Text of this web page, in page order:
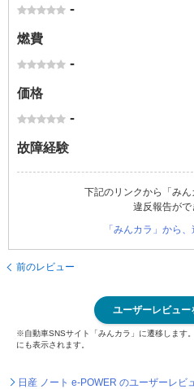
-
燃費
-
価格
-
故障経験
下記のリンクから「みん
違反報告がで
「みんカラ」から
前のレビュー
ユーザーレビュー
※自動車SNSサイト「みんカラ」に遷移します
にも表示されます。
日産 ノート e-POWER のユーザーレビ